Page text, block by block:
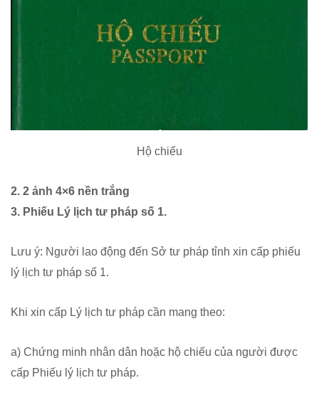
Hộ chiếu
2. 2 ảnh 4×6 nền trắng
3. Phiếu Lý lịch tư pháp số 1.
Lưu ý: Người lao động đến Sở tư pháp tỉnh xin cấp phiếu
lý lịch tư pháp số 1.
Khi xin cấp Lý lịch tư pháp cần mang theo:
a) Chứng minh nhân dân hoặc hộ chiếu của người được
cấp Phiếu lý lịch tư pháp.